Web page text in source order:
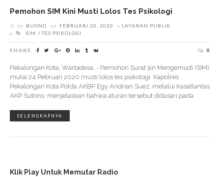
Pemohon SIM Kini Musti Lolos Tes Psikologi
by BUONO on FEBRUARI 20, 2020
LAYANAN PUBLIK
SIM
TES PSIKOLOGI
SHARE 0
Pekalongan Kota, Wartadesa. - Pemohon Surat Ijin Mengemudi (SIM)
mulai 24 Pebruari 2020 musti lolos tes psikologi. Kapolres
Pekalongan Kota Polda AKBP Egy Andrian Suez, melalui Kasatlantas
AKP Sutono, menjelaskan bahwa aturan tersebut didasari pada
SELENGKAPNYA
Klik Play Untuk Memutar Radio